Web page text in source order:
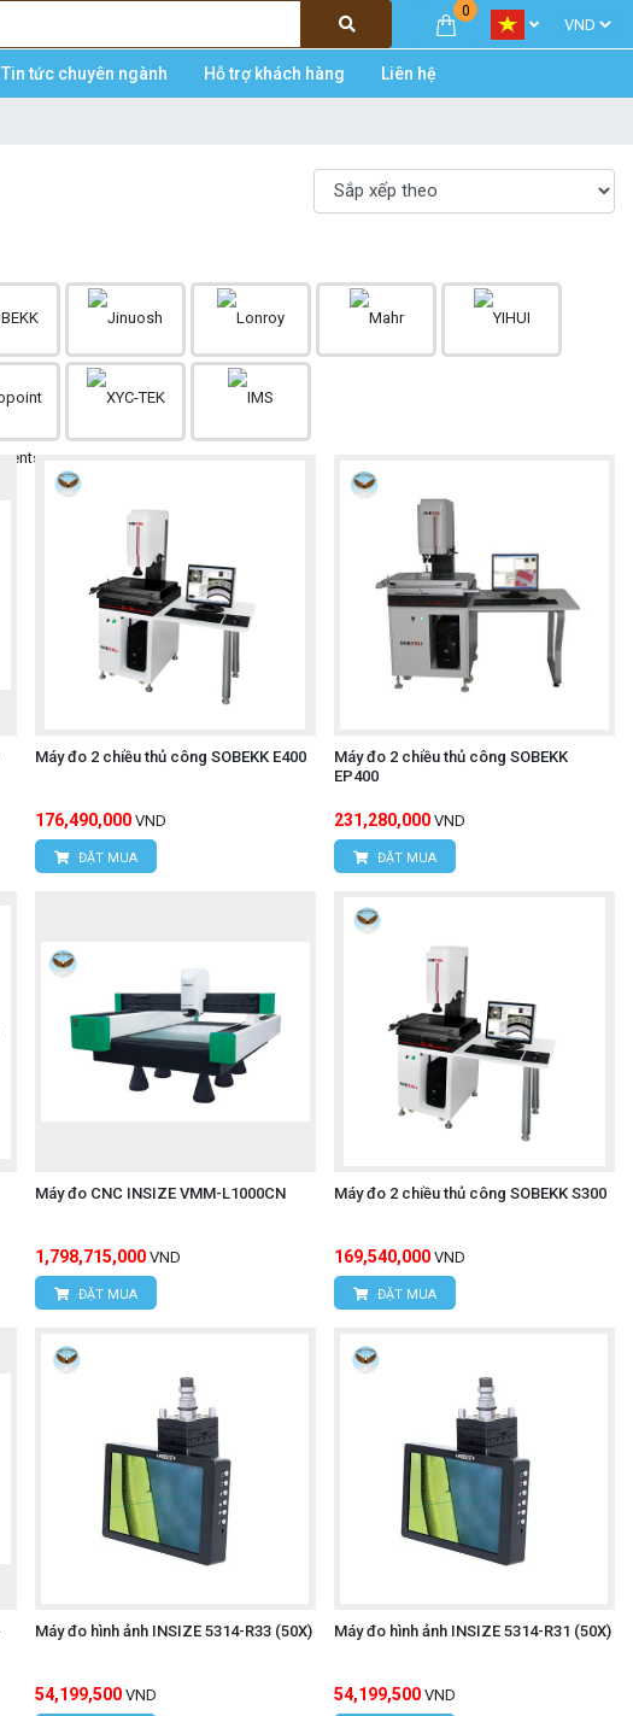
0
Tin tức chuyên ngành Hỗ trợ khách hàng Liên hệ
Máy đo 2 chiều thủ công SOBEKK E400
176,490,000 VND
ĐẶT MUA
Máy đo 2 chiều thủ công SOBEKK
EP400
231,280,000 VND
ĐẶT MUA
Máy đo CNC INSIZE VMM-L1000CN
1,798,715,000 VND
ĐẶT MUA
Máy đo 2 chiều thủ công SOBEKK S300
169,540,000 VND
ĐẶT MUA
Máy đo hình ảnh INSIZE 5314-R33 (50X)
54,199,500 VND
Máy đo hình ảnh INSIZE 5314-R31 (50X)
54,199,500 VND